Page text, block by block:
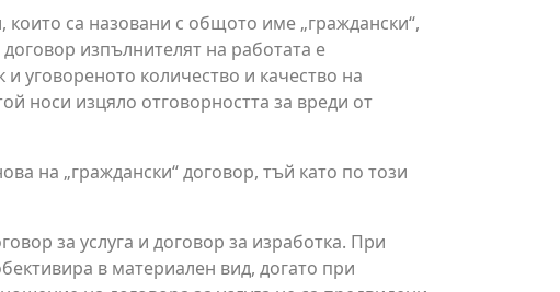
са назовани с общото име „граждански“,
изпълнителят на работата е
уговореното количество и качество на
носи изцяло отговорността за вреди от
на „граждански“ договор, тъй като по този
за услуга и договор за изработка. При
в материален вид, догато при